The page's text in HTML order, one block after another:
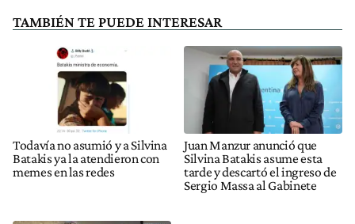
TAMBIÉN TE PUEDE INTERESAR
Todavía no asumió y a Silvina
Batakis ya la atendieron con
memes en las redes
Juan Manzur anunció que
Silvina Batakis asume esta
tarde y descartó el ingreso de
Sergio Massa al Gabinete